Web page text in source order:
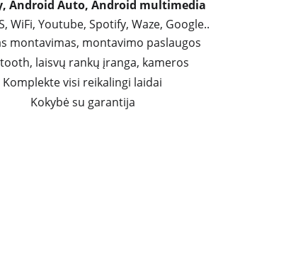
Android Auto, Android multimedia
WiFi, Youtube, Spotify, Waze, Google..
montavimas, montavimo paslaugos
laisvų rankų įranga, kameros
Komplekte visi reikalingi laidai
Kokybė su garantija